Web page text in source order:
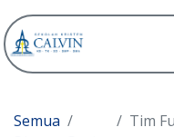
Semua
Tim Futsal